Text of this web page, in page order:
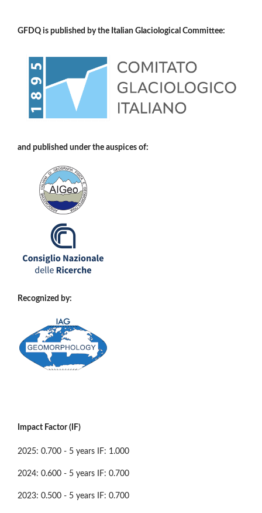
GFDQ is published by the Italian Glaciological Committee:
and published under the auspices of:
Recognized by:
Impact Factor (IF)
2025: 0.700 - 5 years IF: 1.000
2024: 0.600 - 5 years IF: 0.700
2023: 0.500 - 5 years IF: 0.700